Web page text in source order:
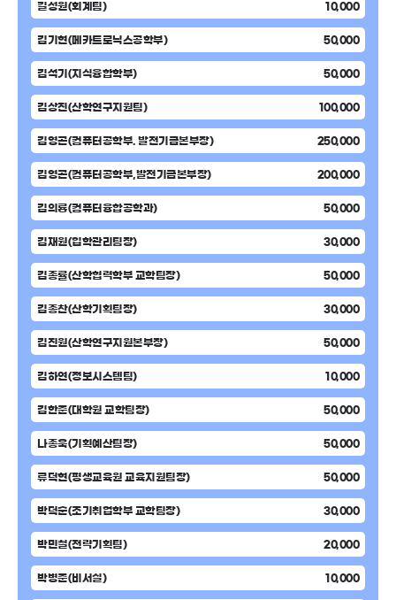
길성원(회계팀) 10,000
김기현(메카트로닉스공학부) 50,000
김석기(지식융합학부) 50,000
김상진(산학연구지원팀) 100,000
김영곤(컴퓨터공학부. 발전기금본부장) 250,000
김영곤(컴퓨터공학부,발전기금본부장) 200,000
김의룡(컴퓨터융합공학과) 50,000
김재원(입학관리팀장) 30,000
김종률(산학협력학부 교학팀장) 50,000
김종찬(산학기획팀장) 30,000
김진원(산학연구지원본부장) 50,000
김하연(정보시스템팀) 10,000
김한준(대학원 교학팀장) 50,000
나종욱(기획예산팀장) 50,000
류덕현(평생교육원 교육지원팀장) 50,000
박덕순(조기취업학부 교학팀장) 30,000
박민철(전략기획팀) 20,000
박병준(비서실) 10,000